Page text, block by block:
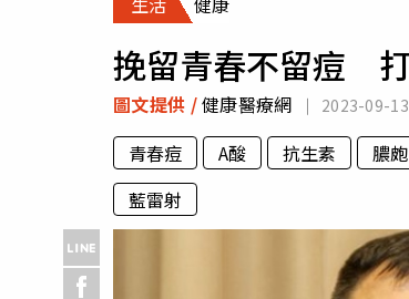
專
房產
挽留青春不留痘 打
圖文提供 /健康醫療網 2023-09-
青春痘 A酸 抗生素 膿皰
藍雷射